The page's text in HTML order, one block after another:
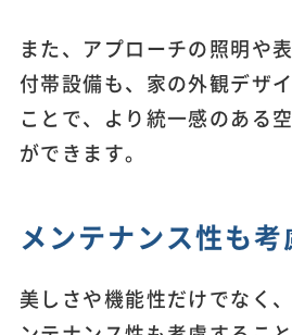
また、アプローチの照明や
付帯設備も、家の外観デザ
ことで、より統一感のある
ができます。
メンテナンス性も考
美しさや機能性だけでなく